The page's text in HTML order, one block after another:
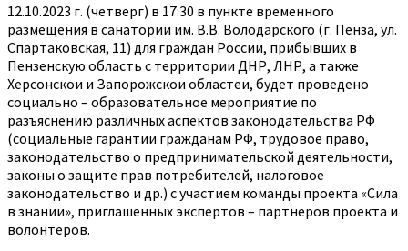
12.10.2023 г. (четверг) в 17:30 в пункте временного
размещения в санатории им. В.В. Володарского (г. Пенза, ул.
Спартаковская, 11) для граждан России, прибывших в
Пензенскую область с территории‌ ДНР, ЛНР, а также
Херсонскои‌ и Запорожскои‌ областеи‌, будет проведено
социально – образовательное мероприятие по
разъяснению различных аспектов законодательства РФ
(социальные гарантии гражданам РФ, трудовое право,
законодательство о предпринимательской деятельности,
законы о защите прав потребителей, налоговое
законодательство и др.) с участием команды проекта «Сила
в знании», приглашенных экспертов – партнеров проекта и
волонтеров.